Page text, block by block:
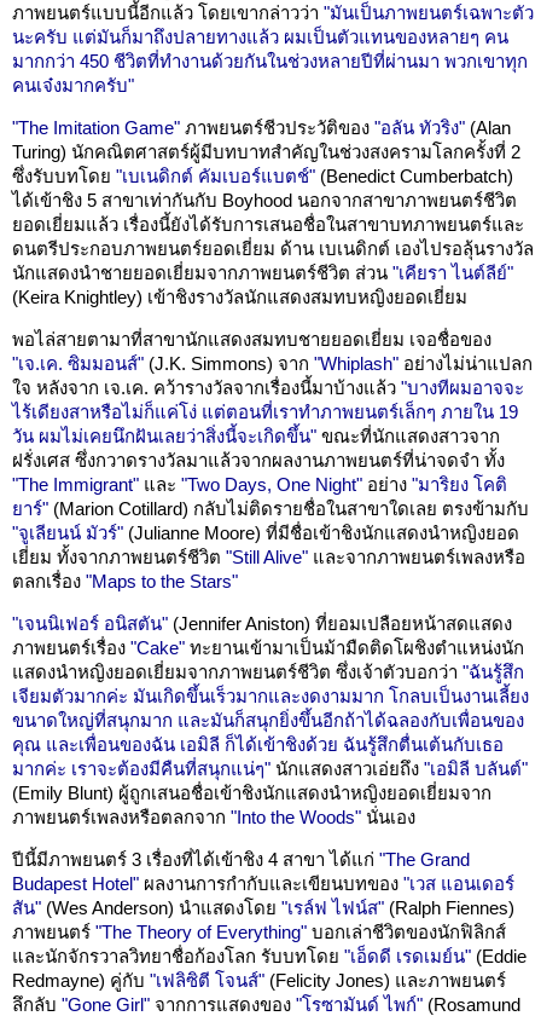
ภาพยนตร์แบบนี้อีกแล้ว โดยเขากล่าวว่า "มันเป็นภาพยนตร์เฉพาะตัว
นะครับ แต่มันก็มาถึงปลายทางแล้ว ผมเป็นตัวแทนของหลายๆ คน
มากกว่า 450 ชีวิตที่ทำงานด้วยกันในช่วงหลายปีที่ผ่านมา พวกเขาทุก
คนเจ๋งมากครับ"
"The Imitation Game" ภาพยนตร์ชีวประวัติของ "อลัน ทัวริง" (Alan
Turing) นักคณิตศาสตร์ผู้มีบทบาทสำคัญในช่วงสงครามโลกครั้งที่ 2
ซึ่งรับบทโดย "เบเนดิกต์ คัมเบอร์แบตช์" (Benedict Cumberbatch)
ได้เข้าชิง 5 สาขาเท่ากันกับ Boyhood นอกจากสาขาภาพยนตร์ชีวิต
ยอดเยี่ยมแล้ว เรื่องนี้ยังได้รับการเสนอชื่อในสาขาบทภาพยนตร์และ
ดนตรีประกอบภาพยนตร์ยอดเยี่ยม ด้าน เบเนดิกต์ เองไปรอลุ้นรางวัล
นักแสดงนำชายยอดเยี่ยมจากภาพยนตร์ชีวิต ส่วน "เคียรา ไนต์ลีย์"
(Keira Knightley) เข้าชิงรางวัลนักแสดงสมทบหญิงยอดเยี่ยม
พอไล่สายตามาที่สาขานักแสดงสมทบชายยอดเยี่ยม เจอชื่อของ
"เจ.เค. ซิมมอนส์" (J.K. Simmons) จาก "Whiplash" อย่างไม่น่าแปลก
ใจ หลังจาก เจ.เค. คว้ารางวัลจากเรื่องนี้มาบ้างแล้ว "บางทีผมอาจจะ
ไร้เดียงสาหรือไม่ก็แค่โง่ แต่ตอนที่เราทำภาพยนตร์เล็กๆ ภายใน 19
วัน ผมไม่เคยนึกฝันเลยว่าสิ่งนี้จะเกิดขึ้น" ขณะที่นักแสดงสาวจาก
ฝรั่งเศส ซึ่งกวาดรางวัลมาแล้วจากผลงานภาพยนตร์ที่น่าจดจำ ทั้ง
"The Immigrant" และ "Two Days, One Night" อย่าง "มาริยง โคติ
ยาร์" (Marion Cotillard) กลับไม่ติดรายชื่อในสาขาใดเลย ตรงข้ามกับ
"จูเลียนน์ มัวร์" (Julianne Moore) ที่มีชื่อเข้าชิงนักแสดงนำหญิงยอด
เยี่ยม ทั้งจากภาพยนตร์ชีวิต "Still Alive" และจากภาพยนตร์เพลงหรือ
ตลกเรื่อง "Maps to the Stars"
"เจนนิเฟอร์ อนิสตัน" (Jennifer Aniston) ที่ยอมเปลือยหน้าสดแสดง
ภาพยนตร์เรื่อง "Cake" ทะยานเข้ามาเป็นม้ามืดติดโผชิงตำแหน่งนัก
แสดงนำหญิงยอดเยี่ยมจากภาพยนตร์ชีวิต ซึ่งเจ้าตัวบอกว่า "ฉันรู้สึก
เจียมตัวมากค่ะ มันเกิดขึ้นเร็วมากและงดงามมาก โกลบเป็นงานเลี้ยง
ขนาดใหญ่ที่สนุกมาก และมันก็สนุกยิ่งขึ้นอีกถ้าได้ฉลองกับเพื่อนของ
คุณ และเพื่อนของฉัน เอมิลี ก็ได้เข้าชิงด้วย ฉันรู้สึกตื่นเต้นกับเธอ
มากค่ะ เราจะต้องมีคืนที่สนุกแน่ๆ" นักแสดงสาวเอ่ยถึง "เอมิลี บลันต์"
(Emily Blunt) ผู้ถูกเสนอชื่อเข้าชิงนักแสดงนำหญิงยอดเยี่ยมจาก
ภาพยนตร์เพลงหรือตลกจาก "Into the Woods" นั่นเอง
ปีนี้มีภาพยนตร์ 3 เรื่องที่ได้เข้าชิง 4 สาขา ได้แก่ "The Grand
Budapest Hotel" ผลงานการกำกับและเขียนบทของ "เวส แอนเดอร์
สัน" (Wes Anderson) นำแสดงโดย "เรล์ฟ ไฟน์ส" (Ralph Fiennes)
ภาพยนตร์ "The Theory of Everything" บอกเล่าชีวิตของนักฟิลิกส์
และนักจักรวาลวิทยาชื่อก้องโลก รับบทโดย "เอ็ดดี เรดเมย์น" (Eddie
Redmayne) คู่กับ "เฟลิซิตี โจนส์" (Felicity Jones) และภาพยนตร์
ลึกลับ "Gone Girl" จากการแสดงของ "โรซามันด์ ไพก์" (Rosamund